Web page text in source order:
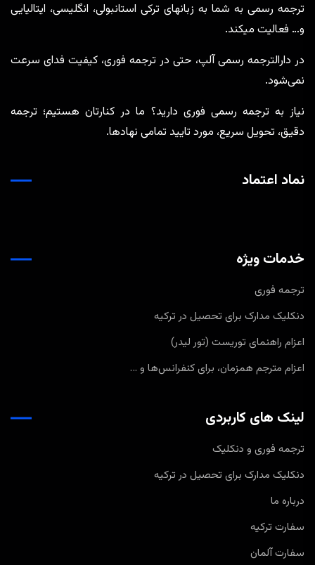
ترجمه رسمی به شما به زبانهای ترکی استانبولی، انگلیسی، ایتالیایی
و… فعالیت میکند.
در دارالترجمه رسمی آلپ، حتی در ترجمه‌ فوری، کیفیت فدای سرعت
نمی‌شود.
نیاز به ترجمه رسمی فوری دارید؟ ما در کنارتان هستیم؛ ترجمه
دقیق، تحویل سریع، مورد تایید تمامی نهادها.
نماد اعتماد
خدمات ویژه
ترجمه فوری
دنکلیک مدارک برای تحصیل در ترکیه
اعزام راهنمای توریست (تور لیدر)
اعزام مترجم همزمان، برای کنفرانس‌ها و …
لینک های کاربردی
ترجمه فوری و دنکلیک
دنکلیک مدارک برای تحصیل در ترکیه
درباره ما
سفارت ترکیه
سفارت آلمان